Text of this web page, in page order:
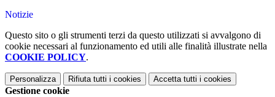
Notizie
Questo sito o gli strumenti terzi da questo utilizzati si avvalgono di
cookie necessari al funzionamento ed utili alle finalità illustrate nella
COOKIE POLICY.
Personalizza Rifiuta tutti i cookies Accetta tutti i cookies
Gestione cookie